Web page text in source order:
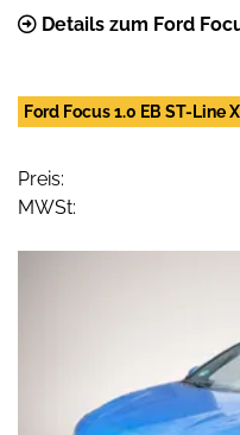
Details zum Ford
Ford Focus 1.0 EB ST-Line
Preis:
MWSt: